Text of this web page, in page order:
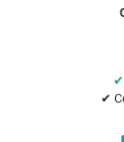
✔
✔